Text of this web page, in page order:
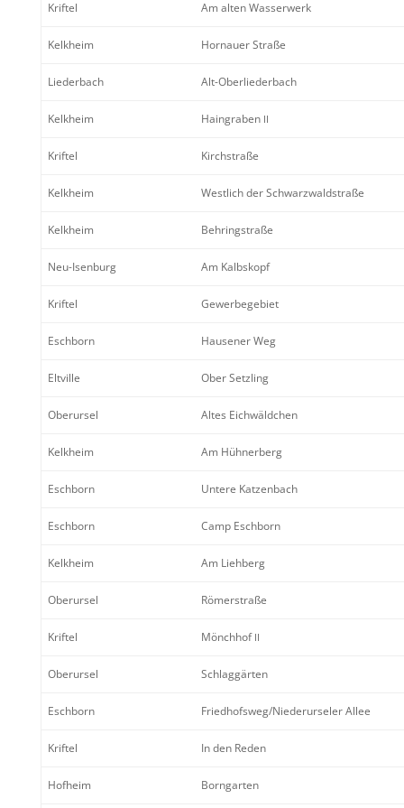
Kriftel Am alten Wasserwerk
Kelkheim Hornauer Straße
Lieder­bach Alt-Oberlie­der­bach
Kelkheim Haingraben II
Kriftel Kirch­straße
Kelkheim Westlich der Schwarzwaldstraße
Kelkheim Behring­straße
Neu-Isenburg Am Kalbs­kopf
Kriftel Gewer­be­ge­biet
Eschborn Hausener Weg
Eltville Ober Setzling
Oberursel Altes Eichwäld­chen
Kelkheim Am Hühner­berg
Eschborn Untere Katzen­bach
Eschborn Camp Eschborn
Kelkheim Am Liehberg
Oberursel Römer­straße
Kriftel Mönchhof II
Oberursel Schlag­gärten
Eschborn Friedhofsweg/​Niederurseler Allee
Kriftel In den Reden
Hofheim Borngarten